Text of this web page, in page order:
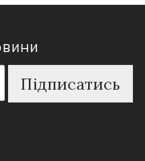
Підписатись